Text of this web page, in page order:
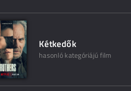
Kétkedők
hasonló kategóriájú film